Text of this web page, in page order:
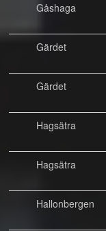
Gåshaga
Gärdet
Gärdet
Hagsätra
Hagsätra
Hallonbergen